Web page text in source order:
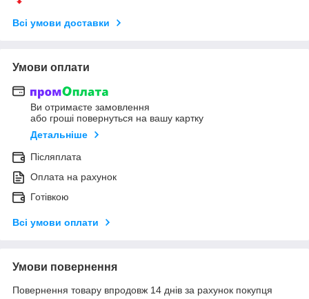
Всі умови доставки
Умови оплати
Ви отримаєте замовлення
або гроші повернуться на вашу картку
Детальніше
Післяплата
Оплата на рахунок
Готівкою
Всі умови оплати
Умови повернення
Повернення товару впродовж 14 днів за рахунок покупця